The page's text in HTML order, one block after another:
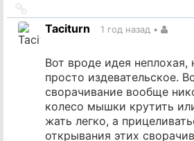
на
источник
Taciturn 1 год назад •
Вот вроде идея неплохая,
просто издевательское.
сворачивание вообще
колесо мышки крутить
жать легко, а
открывания этих